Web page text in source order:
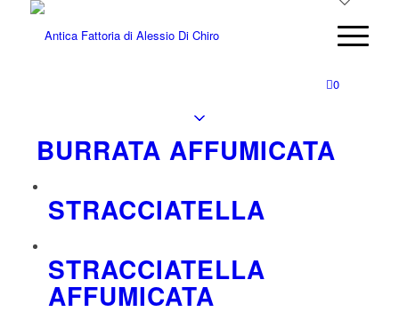
0
BURRATA AFFUMICATA
STRACCIATELLA
STRACCIATELLA
AFFUMICATA